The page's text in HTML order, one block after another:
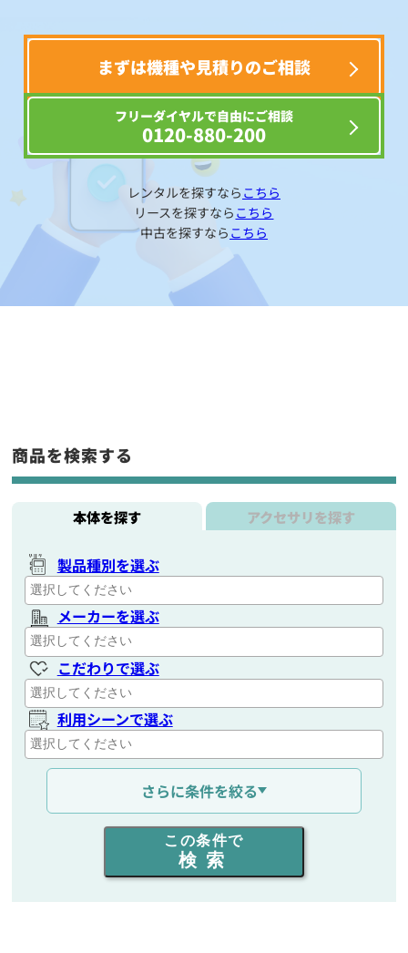
まずは機種や見積りのご相談
フリーダイヤルで自由にご相談
0120-880-200
レンタルを探すなら こちら
リースを探すなら こちら
中古を探すなら こちら
商品を検索する
本体を探す アクセサリを探す
製品種別を選ぶ
メーカーを選ぶ
こだわりで選ぶ
利用シーンで選ぶ
通信距離を選ぶ
出力を選ぶ
同時通話人数を選ぶ
さらに条件を絞る
この条件で
検索